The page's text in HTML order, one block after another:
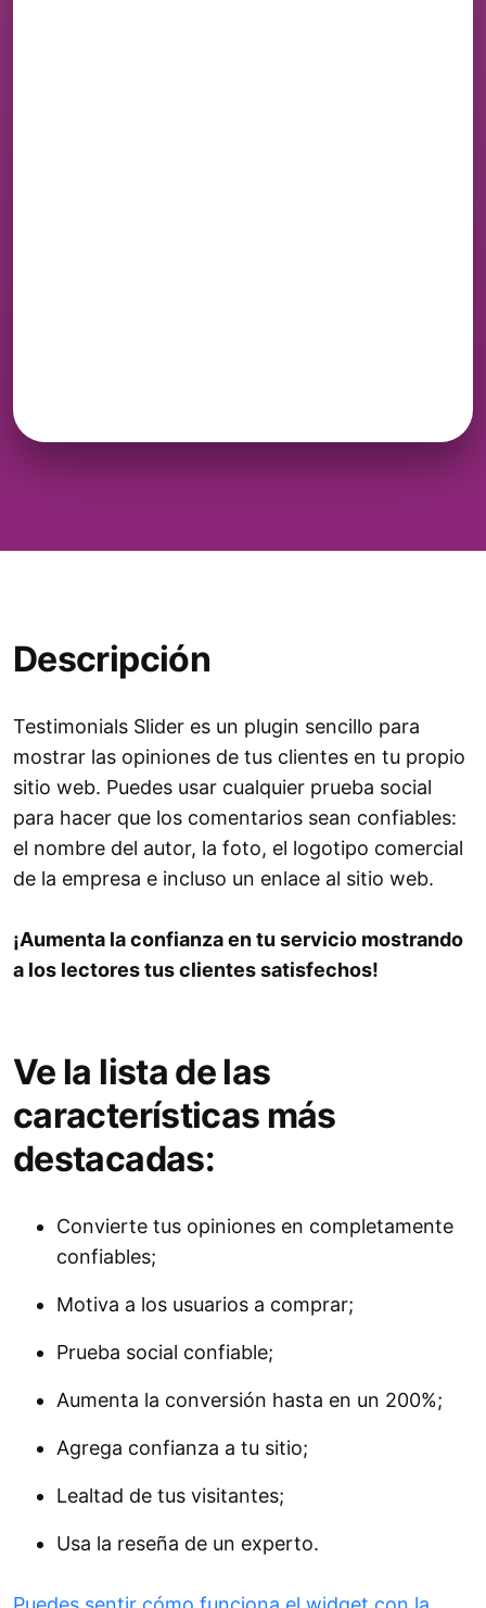
Descripción
Testimonials Slider es un plugin sencillo para
mostrar las opiniones de tus clientes en tu propio
sitio web. Puedes usar cualquier prueba social
para hacer que los comentarios sean confiables:
el nombre del autor, la foto, el logotipo comercial
de la empresa e incluso un enlace al sitio web.
¡Aumenta la confianza en tu servicio mostrando
a los lectores tus clientes satisfechos!
Ve la lista de las
características más
destacadas:
Convierte tus opiniones en completamente
confiables;
Motiva a los usuarios a comprar;
Prueba social confiable;
Aumenta la conversión hasta en un 200%;
Agrega confianza a tu sitio;
Lealtad de tus visitantes;
Usa la reseña de un experto.